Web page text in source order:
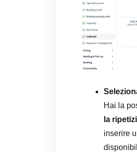
Hai la
la
inserire